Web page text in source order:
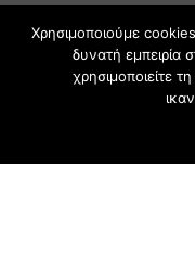
CLUBBING
FASHION
NEWS
Χρησιμοποιούμε
δυνατή εμπειρία
χρησιμοποιείτε